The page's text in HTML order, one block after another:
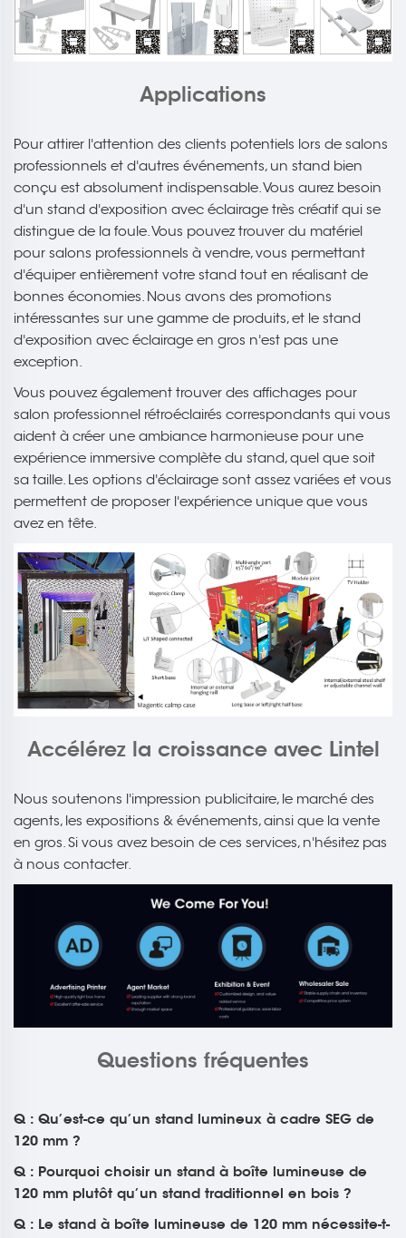
Applications
Pour attirer l'attention des clients potentiels lors de salons
professionnels et d'autres événements, un stand bien
conçu est absolument indispensable. Vous aurez besoin
d'un stand d'exposition avec éclairage très créatif qui se
distingue de la foule. Vous pouvez trouver du matériel
pour salons professionnels à vendre, vous permettant
d'équiper entièrement votre stand tout en réalisant de
bonnes économies. Nous avons des promotions
intéressantes sur une gamme de produits, et le stand
d'exposition avec éclairage en gros n'est pas une
exception.
Vous pouvez également trouver des affichages pour
salon professionnel rétroéclairés correspondants qui vous
aident à créer une ambiance harmonieuse pour une
expérience immersive complète du stand, quel que soit
sa taille. Les options d'éclairage sont assez variées et vous
permettent de proposer l'expérience unique que vous
avez en tête.
Accélérez la croissance avec Lintel
Nous soutenons l'impression publicitaire, le marché des
agents, les expositions & événements, ainsi que la vente
en gros. Si vous avez besoin de ces services, n'hésitez pas
à nous contacter.
Questions fréquentes
Q : Qu’est-ce qu’un stand lumineux à cadre SEG de
120 mm ?
Q : Pourquoi choisir un stand à boîte lumineuse de
120 mm plutôt qu’un stand traditionnel en bois ?
Q : Le stand à boîte lumineuse de 120 mm nécessite-t-